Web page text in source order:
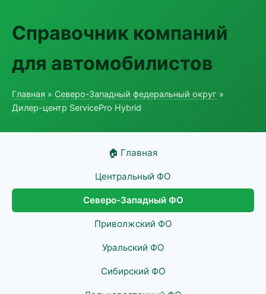
Справочник компаний
для автомобилистов
Главная » Северо-Западный федеральный округ »
Дилер-центр ServicePro Hybrid
🏠 Главная
Центральный ФО
Северо-Западный ФО
Приволжский ФО
Уральский ФО
Сибирский ФО